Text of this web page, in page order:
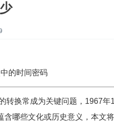
的时间密码
转换常成为关键问题，1967
哪些文化或历史意义，本文